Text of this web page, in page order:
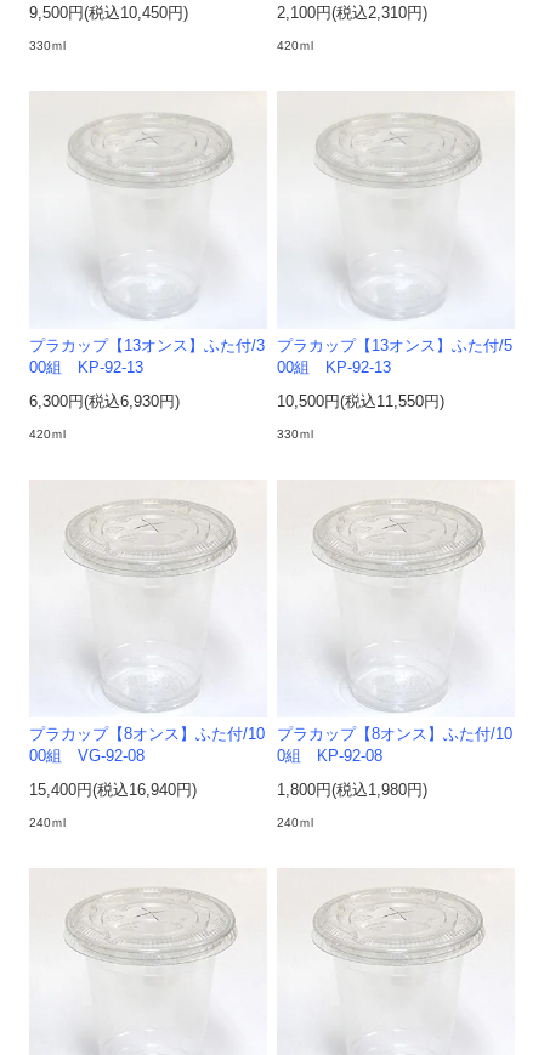
9,500円(税込10,450円)
330ｍl
2,100円(税込2,310円)
420ｍl
プラカップ【13オンス】ふた付/3
00組 KP-92-13
6,300円(税込6,930円)
420ｍl
プラカップ【13オンス】ふた付/5
00組 KP-92-13
10,500円(税込11,550円)
330ｍl
プラカップ【8オンス】ふた付/10
00組 VG-92-08
15,400円(税込16,940円)
240ｍl
プラカップ【8オンス】ふた付/10
0組 KP-92-08
1,800円(税込1,980円)
240ｍl